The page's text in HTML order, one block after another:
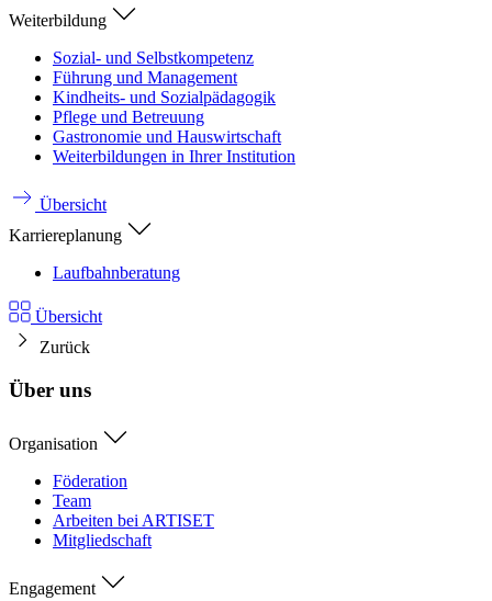
Weiterbildung
Sozial- und Selbstkompetenz
Führung und Management
Kindheits- und Sozialpädagogik
Pflege und Betreuung
Gastronomie und Hauswirtschaft
Weiterbildungen in Ihrer Institution
Übersicht
Karriereplanung
Laufbahnberatung
Übersicht
Zurück
Über uns
Organisation
Föderation
Team
Arbeiten bei ARTISET
Mitgliedschaft
Engagement